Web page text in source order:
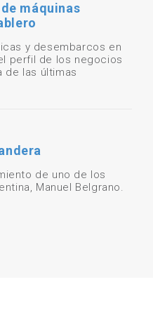
máquinas
y desembarcos en
perfil de los negocios
de las últimas
de uno de los
Manuel Belgrano.